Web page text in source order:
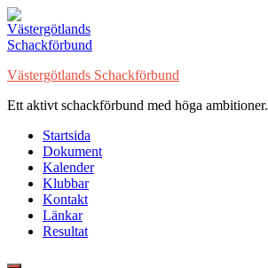
Hoppa
till
innehåll
Västergötlands Schackförbund
Ett aktivt schackförbund med höga ambitioner.
Startsida
Dokument
Kalender
Klubbar
Kontakt
Länkar
Resultat